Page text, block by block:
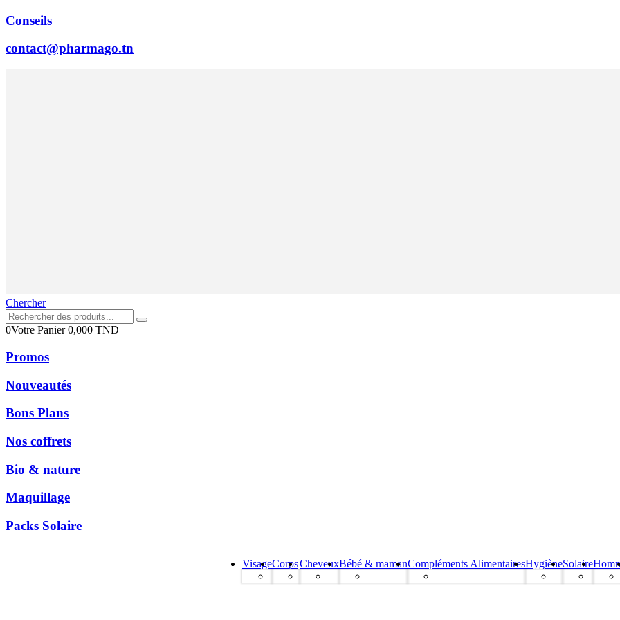
Conseils
contact@pharmago.tn
Chercher
0Votre Panier0,000 TND
Promos
Nouveautés
Bons Plans
Nos coffrets
Bio & nature
Maquillage
Packs Solaire
VisageCorpsCheveuxBébé & mamanCompléments AlimentairesHygièneSolaire